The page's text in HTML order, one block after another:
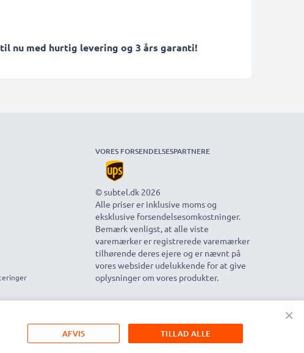
nu med hurtig levering og 3 års garanti!
VORES FORSENDELSESPARTNERE
© subtel.dk 2026
Alle priser er inklusive moms og
eksklusive forsendelsesomkostninger.
Bemærk venligst, at alle viste
varemærker er registrerede varemærker
tilhørende deres ejere og er nævnt på
vores websider udelukkende for at give
oplysninger om vores produkter.
×
TILLAD ALLE
AFVIS